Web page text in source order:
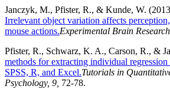
Janczyk, M., Pfister, R., & Kunde, W.
Irrelevant object variation affects
mouse actions.Experimental Brain
Pfister, R., Schwarz, K. A., Carson, R., &
methods for extracting individual
SPSS, R, and Excel.Tutorials in
Psychology, 9, 72-78.